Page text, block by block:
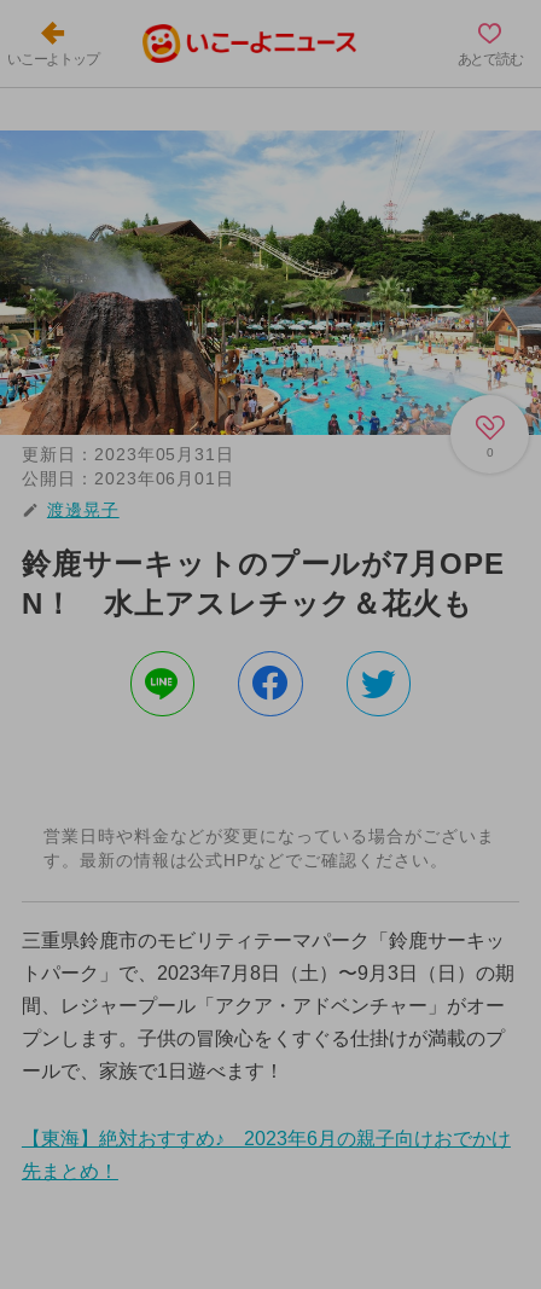
いこーよトップ あとで読む
0
更新日： 2023年05月31日
公開日： 2023年06月01日
渡邊晃子
鈴鹿サーキットのプールが7月OPE
N！ 水上アスレチック＆花火も
営業日時や料金などが変更になっている場合がございま
す。最新の情報は公式HPなどでご確認ください。
三重県鈴鹿市のモビリティテーマパーク「鈴鹿サーキッ
トパーク」で、2023年7月8日（土）〜9月3日（日）の期
間、レジャープール「アクア・アドベンチャー」がオー
プンします。子供の冒険心をくすぐる仕掛けが満載のプ
ールで、家族で1日遊べます！
【東海】絶対おすすめ♪ 2023年6月の親子向けおでかけ
先まとめ！